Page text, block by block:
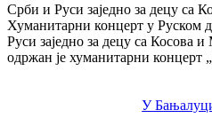
Срби и Руси заједно за децу са
Хуманитарни концерт у Руском
Руси заједно за децу са Косова
одржан је хуманитарни
У